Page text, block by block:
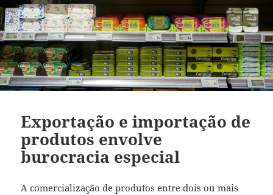
Exportação e importação de
produtos envolve
burocracia especial
A comercialização de produtos entre dois ou mais